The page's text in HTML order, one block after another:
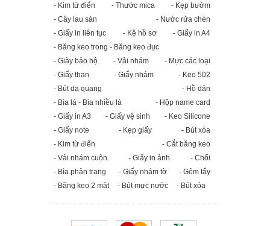
- Kim từ điển
- Thước mica
- Kẹp bướm
- Cây lau sàn
- Nước rửa chén
- Giấy in liên tục
- Kệ hồ sơ
- Giấy in A4
- Băng keo trong - Băng keo đục
- Giày bảo hộ
- Vải nhám
- Mực các loại
- Giấy than
- Giấy nhám
- Keo 502
- Bút dạ quang
- Hồ dán
- Bìa lá - Bìa nhiều lá
- Hộp name card
- Giấy in A3
- Giấy vệ sinh
- Keo Silicone
- Giấy note
- Kẹp giấy
- Bút xóa
- Kim từ điển
- Cắt băng keo
- Vải nhám cuộn
- Giấy in ảnh
- Chổi
- Bìa phân trang
- Giấy nhám tờ
- Gôm tẩy
- Băng keo 2 mặt
- Bút mực nước - Bút xóa